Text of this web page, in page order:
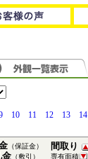
10 11 12 13 14
（保証金）
金（敷引）
間取り
専有面積